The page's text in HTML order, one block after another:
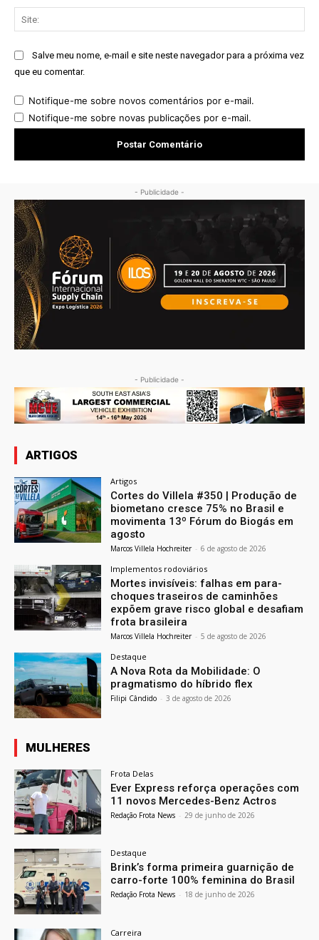
Salve meu nome, e-mail e site neste navegador para a próxima vez
que eu comentar.
Notifique-me sobre novos comentários por e-mail.
Notifique-me sobre novas publicações por e-mail.
- Publicidade -
- Publicidade -
ARTIGOS
Artigos
Cortes do Villela #350 | Produção de
biometano cresce 75% no Brasil e
movimenta 13º Fórum do Biogás em
agosto
Marcos Villela Hochreiter - 6 de agosto de 2026
Implementos rodoviários
Mortes invisíveis: falhas em para-
choques traseiros de caminhões
expõem grave risco global e desafiam
frota brasileira
Marcos Villela Hochreiter - 5 de agosto de 2026
Destaque
A Nova Rota da Mobilidade: O
pragmatismo do híbrido flex
Filipi Cândido - 3 de agosto de 2026
MULHERES
Frota Delas
Ever Express reforça operações com
11 novos Mercedes-Benz Actros
Redação Frota News - 29 de junho de 2026
Destaque
Brink’s forma primeira guarnição de
carro-forte 100% feminina do Brasil
Redação Frota News - 18 de junho de 2026
Carreira